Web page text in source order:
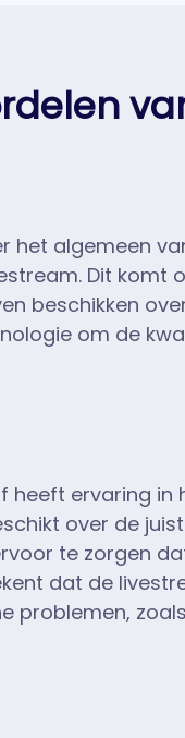
het algemeen
Dit komt
beschikken
om de
heeft ervaring in
over de
te zorgen
dat de
problemen, zoals